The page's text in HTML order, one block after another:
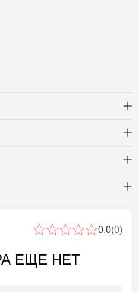
0.0(0)
ЕЩЕ НЕТ